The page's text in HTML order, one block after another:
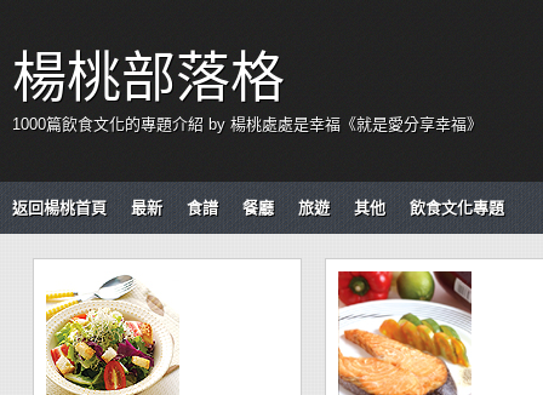
楊桃部落格
1000篇飲食文化的專題介紹 by 楊桃處處是幸福《就是愛分享幸福》
返回楊桃首頁 最新 食譜 餐廳 旅遊 其他 飲食文化專題